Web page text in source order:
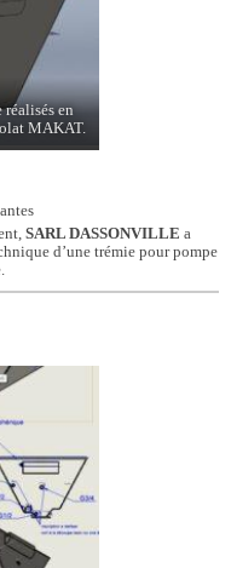
en
MAKAT.
SARL DASSONVILLE a
d’une trémie pour pompe